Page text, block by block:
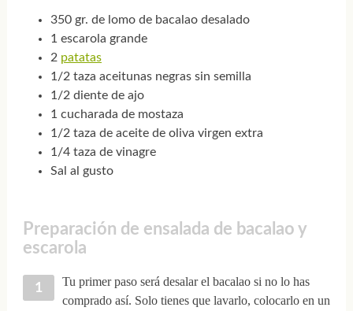
350 gr. de lomo de bacalao desalado
1 escarola grande
2 patatas
1/2 taza aceitunas negras sin semilla
1/2 diente de ajo
1 cucharada de mostaza
1/2 taza de aceite de oliva virgen extra
1/4 taza de vinagre
Sal al gusto
Preparación de ensalada de bacalao y
escarola
Tu primer paso será desalar el bacalao si no lo has
comprado así. Solo tienes que lavarlo, colocarlo en un